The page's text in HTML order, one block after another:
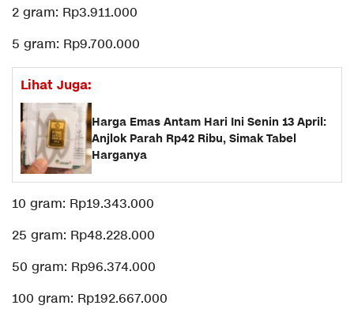
2 gram: Rp3.911.000
5 gram: Rp9.700.000
Lihat Juga:
Harga Emas Antam Hari Ini Senin 13 April:
Anjlok Parah Rp42 Ribu, Simak Tabel
Harganya
10 gram: Rp19.343.000
25 gram: Rp48.228.000
50 gram: Rp96.374.000
100 gram: Rp192.667.000